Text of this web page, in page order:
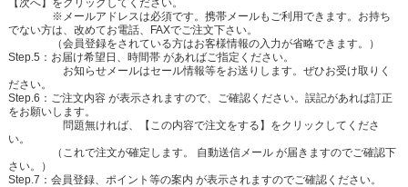
【次へ】をクリックしてください。
※メールアドレスは必須です。携帯メールもご利用できます。お持ち
でない方は、改めてお電話、FAXでご注文下さい。
（会員登録をされている方はお客様情報の入力が省略できます。）
Step.5：お届け希望日、時間帯 があればご指定ください。
お知らせメールはセール情報等をお送りします。ぜひお受け取りく
ださい。
Step.6：ご注文内容 が表示されますので、ご確認ください。誤記があれば訂正
をお願いします。
問題無ければ、【この内容で注文をする】をクリックしてくださ
い。
（これで注文が確定します。 自動送信メール が届きますのでご確認下
さい。）
Step.7：会員登録、ポイント等の案内 が表示されますのでご確認ください。